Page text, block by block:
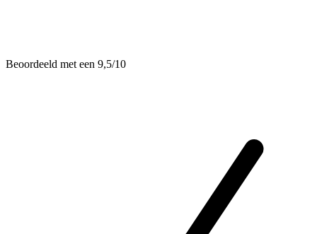
Beoordeeld met een 9,5/10